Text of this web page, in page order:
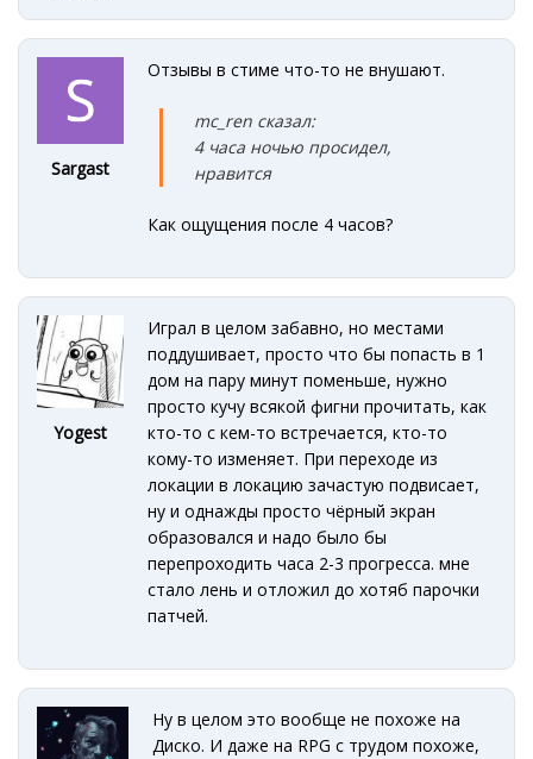
Sargast
Отзывы в стиме что-то не внушают.
mc_ren сказал:
4 часа ночью просидел,
нравится
Как ощущения после 4 часов?
Yogest
Играл в целом забавно, но местами
поддушивает, просто что бы попасть в 1
дом на пару минут поменьше, нужно
просто кучу всякой фигни прочитать, как
кто-то с кем-то встречается, кто-то
кому-то изменяет. При переходе из
локации в локацию зачастую подвисает,
ну и однажды просто чёрный экран
образовался и надо было бы
перепроходить часа 2-3 прогресса. мне
стало лень и отложил до хотяб парочки
патчей.
Ну в целом это вообще не похоже на
Диско. И даже на RPG с трудом похоже,